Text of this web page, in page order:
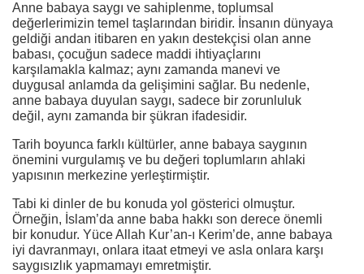
Anne babaya saygı ve sahiplenme, toplumsal
değerlerimizin temel taşlarından biridir. İnsanın dünyaya
geldiği andan itibaren en yakın destekçisi olan anne
babası, çocuğun sadece maddi ihtiyaçlarını
karşılamakla kalmaz; aynı zamanda manevi ve
duygusal anlamda da gelişimini sağlar. Bu nedenle,
anne babaya duyulan saygı, sadece bir zorunluluk
değil, aynı zamanda bir şükran ifadesidir.
Tarih boyunca farklı kültürler, anne babaya saygının
önemini vurgulamış ve bu değeri toplumların ahlaki
yapısının merkezine yerleştirmiştir.
Tabi ki dinler de bu konuda yol gösterici olmuştur.
Örneğin, İslam’da anne baba hakkı son derece önemli
bir konudur. Yüce Allah Kur’an-ı Kerim’de, anne babaya
iyi davranmayı, onlara itaat etmeyi ve asla onlara karşı
saygısızlık yapmamayı emretmiştir.